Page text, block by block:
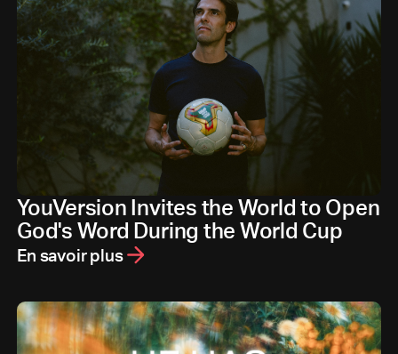
YouVersion Invites the World to Open
God's Word During the World Cup
En savoir plus